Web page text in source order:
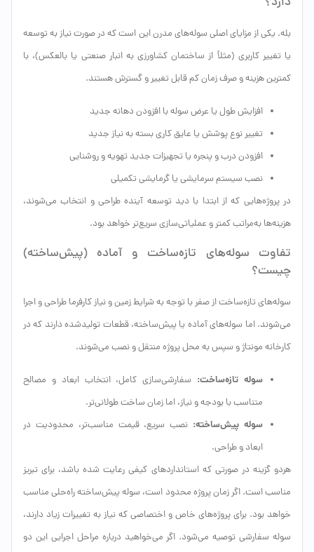
بله. یکی از مزایای اصلی سوله‌های مدرن این است که در صورت نیاز به توسعه
یا تغییر کاربری (مثلاً از ساختمان کشاورزی به انبار صنعتی یا بالعکس)، با
کمترین هزینه و صرف زمان کم قابل تغییر و گسترش هستند.
افزایش طول یا عرض سوله با افزودن دهانه جدید
تغییر نوع پوشش یا عایق کاری بسته به نیاز جدید
افزودن درب و پنجره یا تجهیزات جدید تهویه و روشنایی
نصب سیستم سرمایشی یا گرمایشی تکمیلی
در پروژه‌هایی که از ابتدا با دید توسعه آینده طراحی و انتخاب می‌شوند،
هزینه‌ها به‌مراتب کمتر و عملیاتی‌سازی سریع‌تر خواهد بود.
تفاوت سوله‌های تازه‌ساخت و آماده (پیش‌ساخته)
چیست؟
سوله‌های تازه‌ساخت از صفر با توجه به شرایط زمین و نیاز کارفرما طراحی و اجرا
می‌شوند. اما سوله‌های آماده یا پیش‌ساخته، قطعات تولیدشده دارند که در
کارخانه مونتاژ و سپس به محل پروژه منتقل و نصب می‌شوند.
سوله تازه‌ساخت: سفارشی‌سازی کامل، انتخاب ابعاد و مصالح
متناسب با بودجه و نیاز، اما زمان ساخت طولانی‌تر.
سوله پیش‌ساخته: نصب سریع، قیمت مناسب‌تر، محدودیت در
ابعاد و طراحی.
هردو گزینه در صورتی که استانداردهای کیفی رعایت شده باشد، برای تبریز
مناسب است. اگر زمان پروژه محدود است، سوله پیش‌ساخته راه‌حلی مناسب
خواهد بود. برای پروژه‌های خاص و اختصاصی که نیاز به تغییرات زیاد دارند،
سوله سفارشی توصیه می‌شود. اگر می‌خواهید درباره مراحل اجرایی این دو